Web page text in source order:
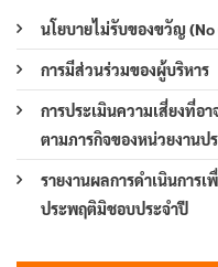
นโยบายไม่รับของขวัญ
การมีส่วนร่วมของผู้บริหาร
การประเมินความเสี่ยงที่อ
ตามภารกิจของหน่วยงานป
รายงานผลการดำเนินการ
ประพฤติมิชอบประจำปี